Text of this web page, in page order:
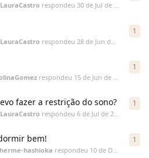
respondeu 30 de Jul de 2022
respondeu 28 de Jun de 2022
1
respondeu 15 de Jun de 2022
1
fazer a restrição do sono?
respondeu6 de Jul de 2021
1
bem!
hashioka respondeu 10 de Dez de 2020
1